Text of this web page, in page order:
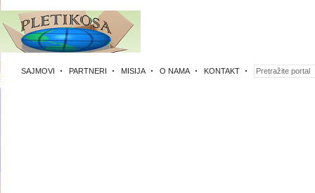
SAJMOVI PARTNERI MISIJA O NAMA KONTAKT